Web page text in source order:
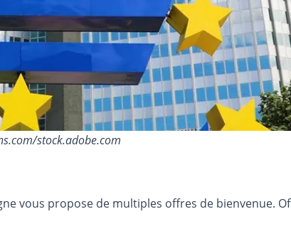
stock.adobe.com
vous propose de multiples offres de bienvenue.